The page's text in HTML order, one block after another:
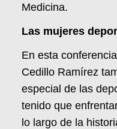
Medicina.
Las mujeres
En esta
Cedillo Ramírez
especial de las
tenido que
lo largo de la